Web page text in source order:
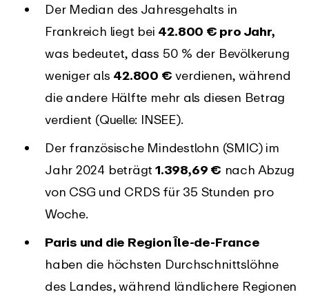
Der Median des Jahresgehalts in
Frankreich liegt bei 42.800 € pro Jahr,
was bedeutet, dass 50 % der Bevölkerung
weniger als 42.800 € verdienen, während
die andere Hälfte mehr als diesen Betrag
verdient (Quelle: INSEE).
Der französische Mindestlohn (SMIC) im
Jahr 2024 beträgt 1.398,69 € nach Abzug
von CSG und CRDS für 35 Stunden pro
Woche.
Paris und die Region Île-de-France
haben die höchsten Durchschnittslöhne
des Landes, während ländlichere Regionen